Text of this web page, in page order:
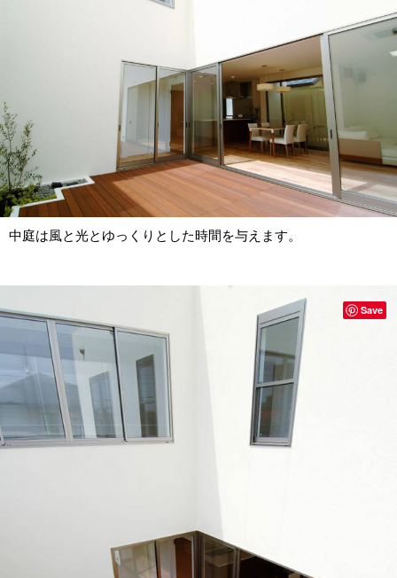
中庭は風と光とゆっくりとした時間を与えます。
Save